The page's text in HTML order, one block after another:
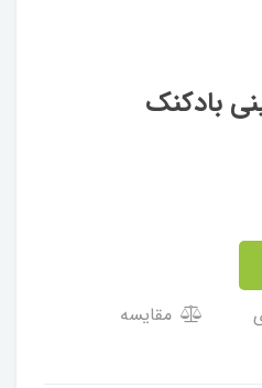
بادکنک
مقایسه